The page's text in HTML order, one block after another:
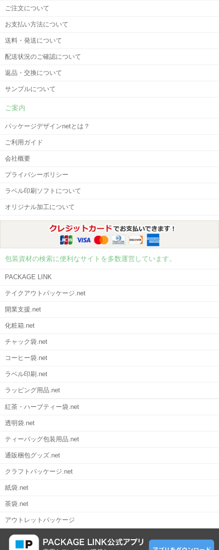
ご注文について
お支払い方法について
送料・発送について
配送状況のご確認について
返品・交換について
サンプルについて
ご案内
パッケージデザインnetとは？
ご利用ガイド
会社概要
プライバシーポリシー
ラベル印刷ソフトについて
オリジナル加工について
包装資材の検索に便利なサイトを多数運営しています。
PACKAGE LINK
テイクアウトパッケージ.net
開業支援.net
化粧箱.net
チャック袋.net
コーヒー袋.net
ラベル印刷.net
ラッピング用品.net
紅茶・ハーブティー袋.net
透明袋.net
ティーバッグ包装用品.net
通販梱包グッズ.net
クラフトパッケージ.net
紙袋.net
茶袋.net
アウトレットパッケージ